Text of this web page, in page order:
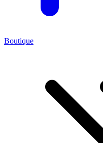
Boutique